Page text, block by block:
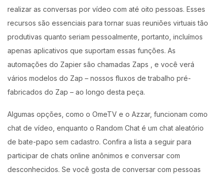
realizar as conversas por vídeo com até oito pessoas. Esses
recursos são essenciais para tornar suas reuniões virtuais tão
produtivas quanto seriam pessoalmente, portanto, incluímos
apenas aplicativos que suportam essas funções. As
automações do Zapier são chamadas Zaps , e você verá
vários modelos do Zap – nossos fluxos de trabalho pré-
fabricados do Zap – ao longo desta peça.
Algumas opções, como o OmeTV e o Azzar, funcionam como
chat de vídeo, enquanto o Random Chat é um chat aleatório
de bate-papo sem cadastro. Confira a lista a seguir para
participar de chats online anônimos e conversar com
desconhecidos. Se você gosta de conversar com pessoas
Login with Email OTP